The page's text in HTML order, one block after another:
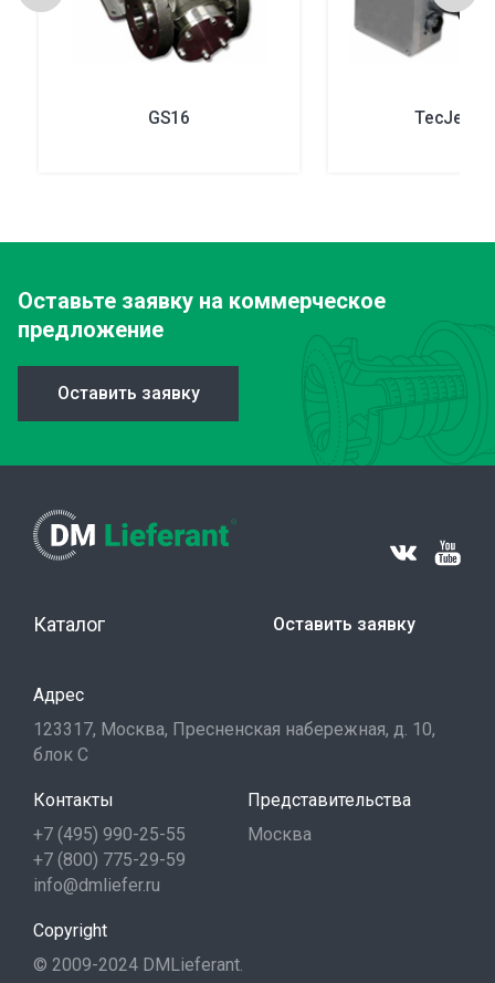
GS16 TecJet™
Оставьте заявку на коммерческое
предложение
Оставить заявку
Каталог Оставить заявку
Адрес
123317, Москва, Пресненская набережная, д. 10,
блок С
Контакты
+7 (495) 990-25-55
+7 (800) 775-29-59
info@dmliefer.ru
Представительства
Москва
Copyright
© 2009-2024 DMLieferant.